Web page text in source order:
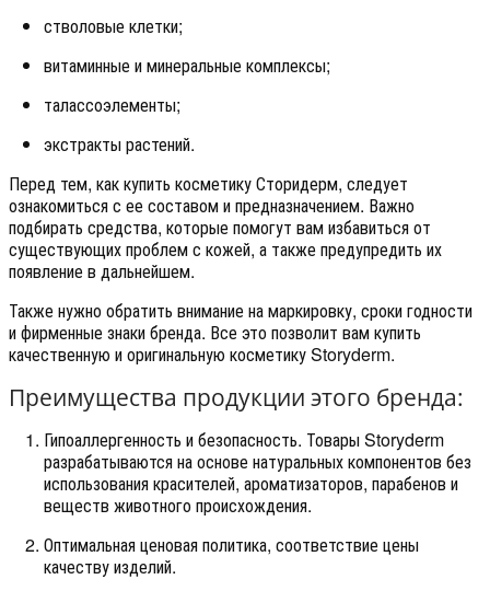
стволовые клетки;
витаминные и минеральные комплексы;
талассоэлементы;
экстракты растений.
Перед тем, как купить косметику Сторидерм, следует
ознакомиться с ее составом и предназначением. Важно
подбирать средства, которые помогут вам избавиться от
существующих проблем с кожей, а также предупредить их
появление в дальнейшем.
Также нужно обратить внимание на маркировку, сроки годности
и фирменные знаки бренда. Все это позволит вам купить
качественную и оригинальную косметику Storyderm.
Преимущества продукции этого бренда:
Гипоаллергенность и безопасность. Товары Storyderm
разрабатываются на основе натуральных компонентов без
использования красителей, ароматизаторов, парабенов и
веществ животного происхождения.
Оптимальная ценовая политика, соответствие цены
качеству изделий.